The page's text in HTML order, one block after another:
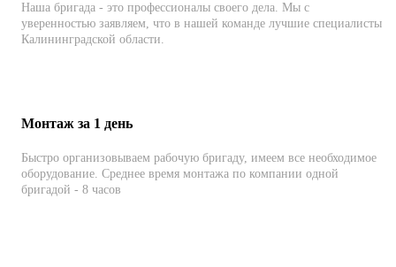
Наша бригада - это профессионалы своего дела. Мы с
уверенностью заявляем, что в нашей команде лучшие специалисты
Калининградской области.
Монтаж за 1 день
Быстро организовываем рабочую бригаду, имеем все необходимое
оборудование. Среднее время монтажа по компании одной
бригадой - 8 часов